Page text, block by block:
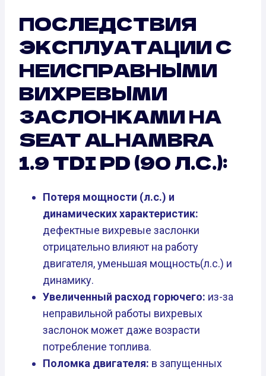
ПОСЛЕДСТВИЯ
ЭКСПЛУАТАЦИИ С
НЕИСПРАВНЫМИ
ВИХРЕВЫМИ
ЗАСЛОНКАМИ НА
SEAT ALHAMBRA
1.9 TDI PD (90 Л.С.):
Потеря мощности (л.с.) и
динамических характеристик:
дефектные вихревые заслонки
отрицательно влияют на работу
двигателя, уменьшая мощность(л.с.) и
динамику.
Увеличенный расход горючего: из-за
неправильной работы вихревых
заслонок может даже возрасти
потребление топлива.
Поломка двигателя: в запущенных